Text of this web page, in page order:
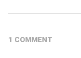
1 COMMENT